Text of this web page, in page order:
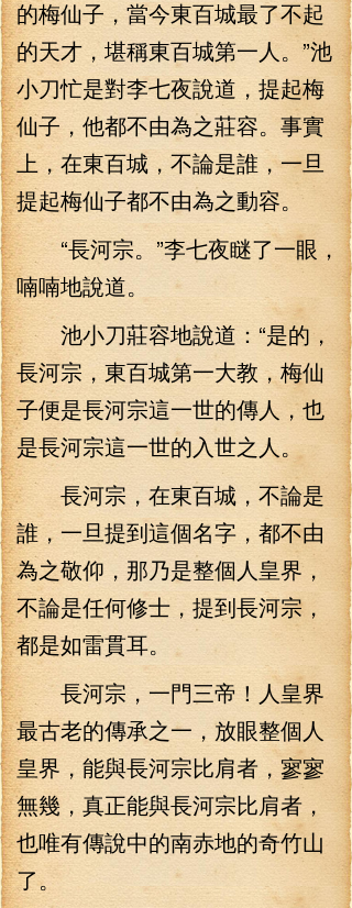
的梅仙子，當今東百城最了不起
的天才，堪稱東百城第一人。”池
小刀忙是對李七夜說道，提起梅
仙子，他都不由為之莊容。事實
上，在東百城，不論是誰，一旦
提起梅仙子都不由為之動容。
“長河宗。”李七夜瞇了一眼，
喃喃地說道。
池小刀莊容地說道：“是的，
長河宗，東百城第一大教，梅仙
子便是長河宗這一世的傳人，也
是長河宗這一世的入世之人。
長河宗，在東百城，不論是
誰，一旦提到這個名字，都不由
為之敬仰，那乃是整個人皇界，
不論是任何修士，提到長河宗，
都是如雷貫耳。
長河宗，一門三帝！人皇界
最古老的傳承之一，放眼整個人
皇界，能與長河宗比肩者，寥寥
無幾，真正能與長河宗比肩者，
也唯有傳說中的南赤地的奇竹山
了。